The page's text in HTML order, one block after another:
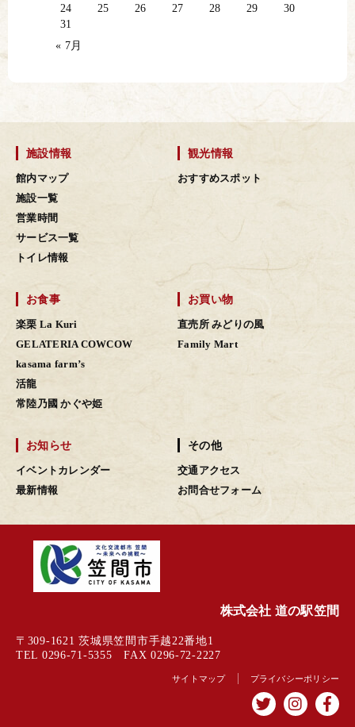
24
25 26 27 28 29
30
31
« 7月
施設情報
館内マップ
施設一覧
営業時間
サービス一覧
トイレ情報
観光情報
おすすめスポット
お食事
楽栗 La Kuri
GELATERIA COWCOW
kasama farm’s
活龍
常陸乃國 かぐや姫
お買い物
直売所 みどりの風
Family Mart
お知らせ
イベントカレンダー
最新情報
その他
交通アクセス
お問合せフォーム
株式会社 道の駅笠間
〒309-1621 茨城県笠間市手越22番地1
TEL 0296-71-5355 FAX 0296-72-2227
サイトマップ プライバシーポリシー